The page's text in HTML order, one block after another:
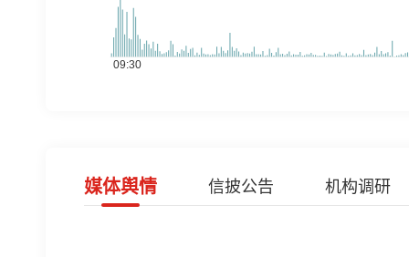
媒体舆情 信披公告 机构调研